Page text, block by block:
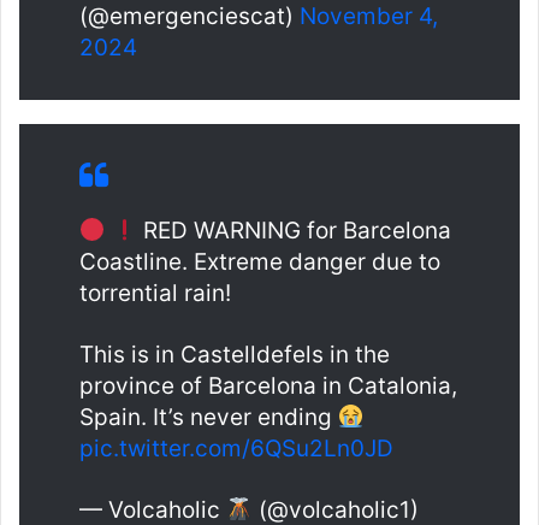
(@emergenciescat) November 4,
2024
RED WARNING for Barcelona
Coastline. Extreme danger due to
torrential rain!
This is in Castelldefels in the
province of Barcelona in Catalonia,
Spain. It’s never ending
pic.twitter.com/6QSu2Ln0JD
— Volcaholic
(@volcaholic1)